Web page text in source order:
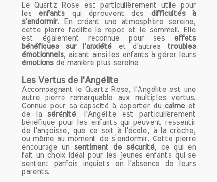
de vos bracelets, il est conseillé de les
porter régulièrement. Que ce soit au
travail, lors de vos séances de
méditation ou dans votre vie
quotidienne, l'important est de les
intégrer dans votre routine. Vous
pouvez également les associer avec
d'autres bijoux pour créer un look
unique et personnel.
Prendre soin de vos bracelets
Pour préserver l'énergie et la beauté de
vos bracelets en pierres naturelles, il est
essentiel de les nettoyer régulièrement.
Vous pouvez les rincer à l'eau claire ou
les exposer à la lumière de la lune.
Évitez également de les exposer à des
Le Quartz Rose est particulièrement utile pour
les enfantsqui éprouvent des difficultés à
s'endormir. En créant une atmosphère sereine,
cette pierre facilite le repos et le sommeil. Elle
est également reconnue pour ses effets
bénéfiques sur l'anxiété et d'autres troubles
émotionnels, aidant ainsi les enfants à gérer leurs
émotions de manière plus sereine.
Les Vertus de l'Angélite
Accompagnant le Quartz Rose, l'Angélite est une
autre pierre remarquable aux multiples vertus.
Connue pour sa capacité à apporter du calmeet
de la sérénité, l'Angélite est particulièrement
bénéfique pour les enfants qui peuvent ressentir
de l'angoisse, que ce soit à l'école, à la crèche,
ou même au moment de s’endormir. Cette pierre
encourage un sentiment de sécurité, ce qui en
fait un choix idéal pour les jeunes enfants qui se
sentent parfois inquiets en l'absence de leurs
parents.